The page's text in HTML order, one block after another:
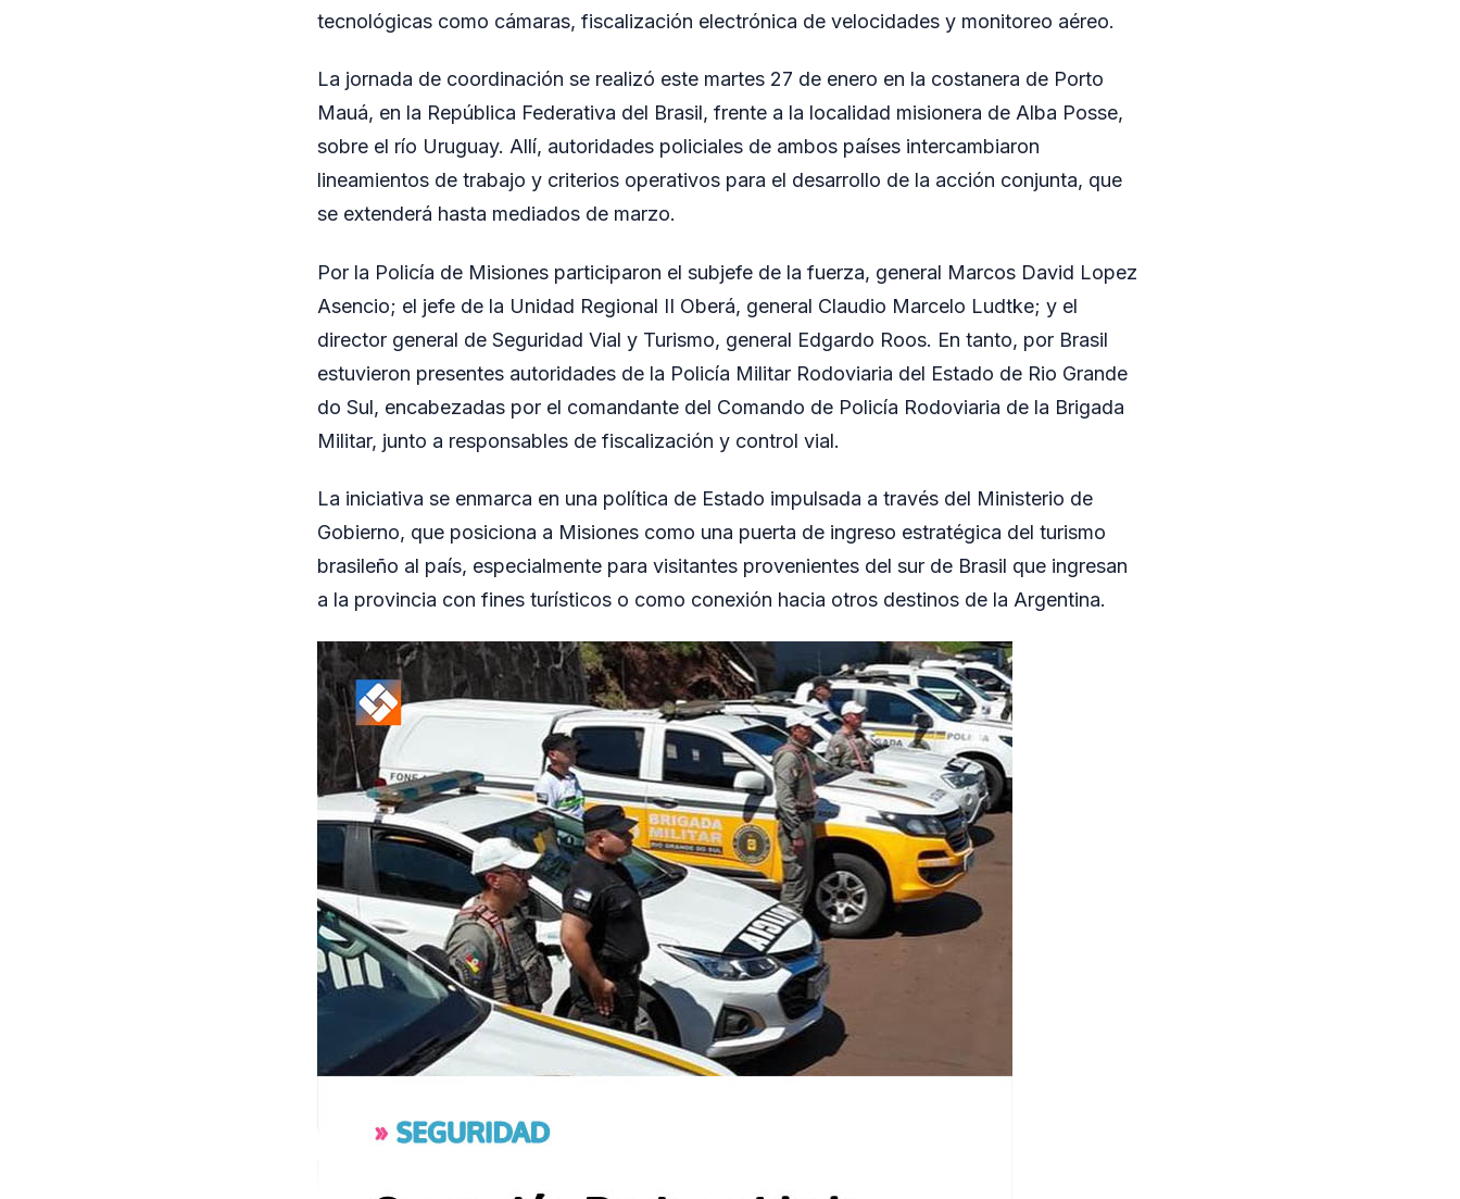
tecnológicas como cámaras, fiscalización electrónica de velocidades y monitoreo aéreo.
La jornada de coordinación se realizó este martes 27 de enero en la costanera de Porto
Mauá, en la República Federativa del Brasil, frente a la localidad misionera de Alba Posse,
sobre el río Uruguay. Allí, autoridades policiales de ambos países intercambiaron
lineamientos de trabajo y criterios operativos para el desarrollo de la acción conjunta, que
se extenderá hasta mediados de marzo.
Por la Policía de Misiones participaron el subjefe de la fuerza, general Marcos David Lopez
Asencio; el jefe de la Unidad Regional II Oberá, general Claudio Marcelo Ludtke; y el
director general de Seguridad Vial y Turismo, general Edgardo Roos. En tanto, por Brasil
estuvieron presentes autoridades de la Policía Militar Rodoviaria del Estado de Rio Grande
do Sul, encabezadas por el comandante del Comando de Policía Rodoviaria de la Brigada
Militar, junto a responsables de fiscalización y control vial.
La iniciativa se enmarca en una política de Estado impulsada a través del Ministerio de
Gobierno, que posiciona a Misiones como una puerta de ingreso estratégica del turismo
brasileño al país, especialmente para visitantes provenientes del sur de Brasil que ingresan
a la provincia con fines turísticos o como conexión hacia otros destinos de la Argentina.